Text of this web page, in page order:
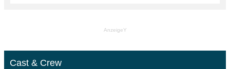
AnzeigeY
Cast & Crew